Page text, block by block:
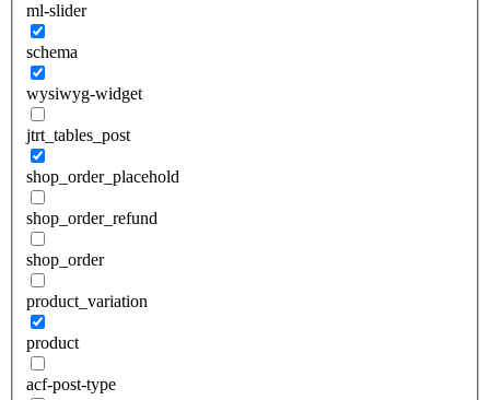
ml-slider
schema
wysiwyg-widget
jtrt_tables_post
shop_order_placehold
shop_order_refund
shop_order
product_variation
product
acf-post-type